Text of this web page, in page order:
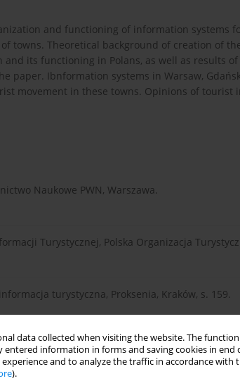
data collected when visiting the website. The
information in forms and saving cookies in end
and to analyze the traffic in accordance with
).
and functioning of information systems
towns. Theoretical background of creation of
its functioning in Polans, as well as results
paper. Ibnformation systems in Warsaw,
movement in these towns. Opinions of tourist
Naukowe PWN, Warszawa.
Turystycznej, Polska Organizacja
turystyczna, Proksenia, Kraków, s. 159.
turystyczna, Proksenia, Kraków, s. 173.